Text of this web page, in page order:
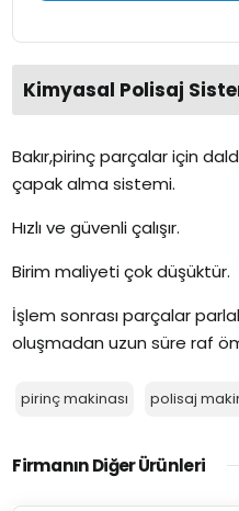
Kimyasal Polisaj
Bakır,pirinç parçalar için
çapak alma sistemi.
Hızlı ve güvenli çalışır.
Birim maliyeti çok düşüktür.
İşlem sonrası parçalar
oluşmadan uzun süre raf
pirinç makinası polisaj
Firmanın Diğer Ürünleri